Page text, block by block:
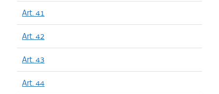
Art. 41
Art. 42
Art. 43
Art. 44